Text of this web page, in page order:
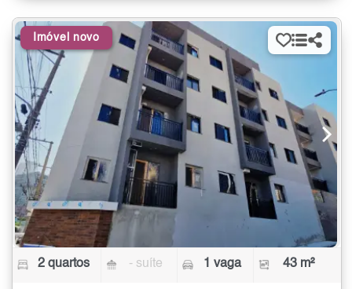
Imóvel novo
2 quartos - suíte 1 vaga 43 m²